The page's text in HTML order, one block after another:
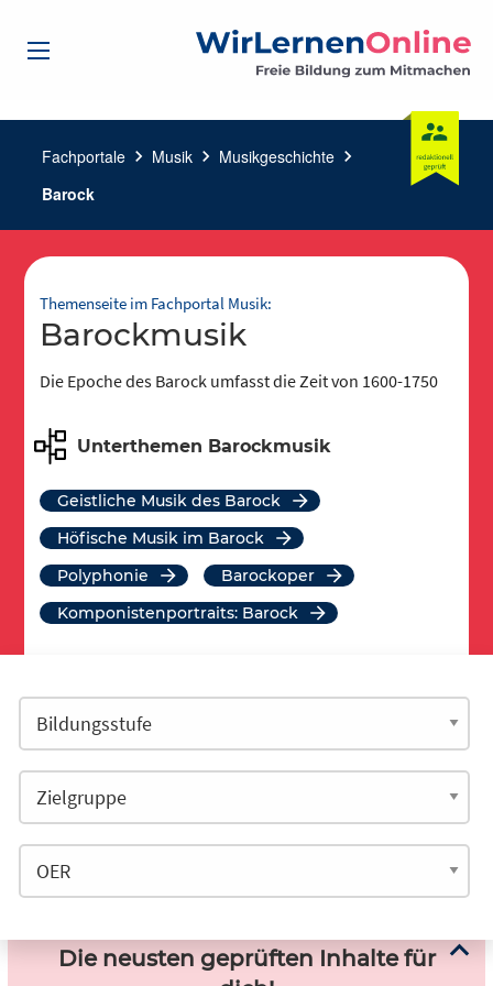
Fachportale chevron_right Musik chevron_right Musikgeschichte chevron_right
Barock
Themenseite im Fachportal Musik:
Barockmusik
Die Epoche des Barock umfasst die Zeit von 1600-1750
Unterthemen Barockmusik
Geistliche Musik des Barock
Höfische Musik im Barock
Polyphonie
Barockoper
Komponistenportraits: Barock
Die neusten geprüften Inhalte für